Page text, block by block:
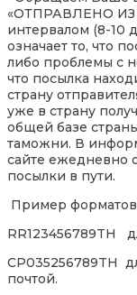
«ОТПРАВЛЕНО
интервалом (8-10
означает то, что
либо проблемы с
что посылка
страну
уже в страну
общей базе
таможни. В
сайте ежедневно
посылки в пути.
Пример
RR123456789TH
CP035256789TH
почтой.